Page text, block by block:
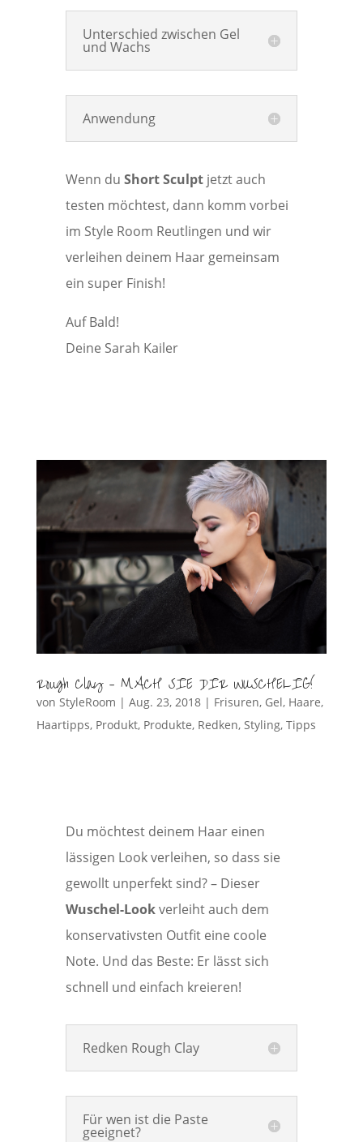
Unterschied zwischen Gel
und Wachs
Anwendung
Wenn du Short Sculptjetzt auch
testen möchtest, dann komm vorbei
im Style Room Reutlingen und wir
verleihen deinem Haar gemeinsam
ein super Finish!
Auf Bald!
Deine Sarah Kailer
Rough Clay – MACH SIE DIR WUSCHELIG!
von StyleRoom | Aug. 23, 2018| Frisuren, Gel, Haare,
Haartipps, Produkt, Produkte, Redken, Styling, Tipps
Du möchtest deinem Haar einen
lässigen Look verleihen, so dass sie
gewollt unperfekt sind? – Dieser
Wuschel-Lookverleiht auch dem
konservativsten Outfit eine coole
Note. Und das Beste: Er lässt sich
schnell und einfach kreieren!
Redken Rough Clay
Für wen ist die Paste
geeignet?